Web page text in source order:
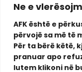
Ne e
AFK është e
përvojë sa më të
Për ta bërë këtë,
pranuar apo
lutem klikoni në
GOOGLE
INSTAGRAM
LINKEDIN